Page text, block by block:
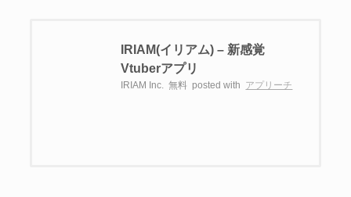
IRIAM(イリアム) – 新感覚
Vtuberアプリ
IRIAM Inc. 無料 posted with アプリーチ